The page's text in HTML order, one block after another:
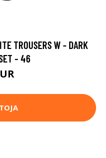
TROUSERS W - DARK
- 46